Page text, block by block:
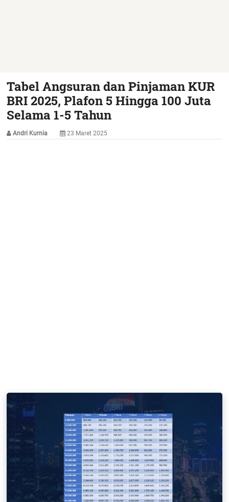
Tabel Angsuran dan Pinjaman KUR
BRI 2025, Plafon 5 Hingga 100 Juta
Selama 1-5 Tahun
Andri Kurnia 23 Maret 2025